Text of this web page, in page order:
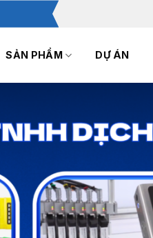
SẢN PHẨM DỰ ÁN